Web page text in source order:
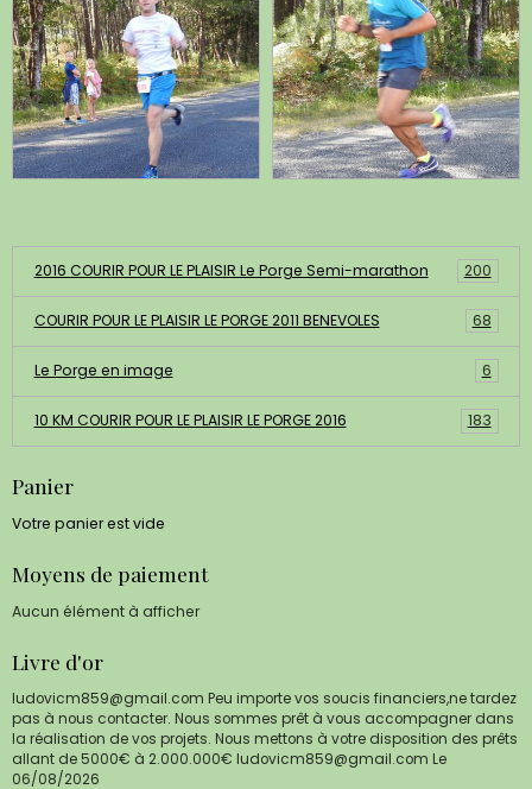
2016 COURIR POUR LE PLAISIR Le Porge Semi-marathon 200
COURIR POUR LE PLAISIR LE PORGE 2011 BENEVOLES 68
Le Porge en image 6
10 KM COURIR POUR LE PLAISIR LE PORGE 2016 183
Panier
Votre panier est vide
Moyens de paiement
Aucun élément à afficher
Livre d'or
ludovicm859@gmail.com Peu importe vos soucis financiers,ne tardez
pas à nous contacter. Nous sommes prêt à vous accompagner dans
la réalisation de vos projets. Nous mettons à votre disposition des prêts
allant de 5000€ à 2.000.000€ ludovicm859@gmail.com Le
06/08/2026